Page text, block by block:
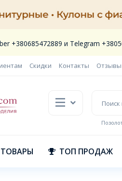
+380685472889 и Telegram
Скидки Контакты Отзывы
ТОП ПРОДАЖ